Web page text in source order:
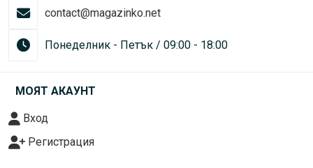
contact@magazinko.net
Понеделник - Петък / 09:00 - 18:00
МОЯТ АКАУНТ
Вход
Регистрация